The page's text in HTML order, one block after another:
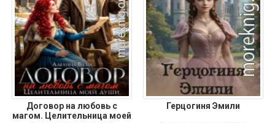
Договор на любовь с
магом. Целительница моей
Герцогиня Эмили